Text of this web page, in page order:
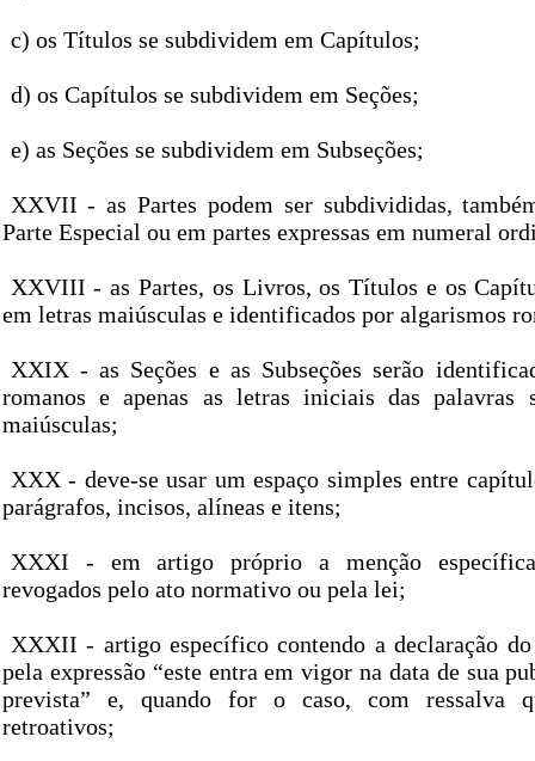
c) os Títulos se subdividem em Capítulos;
d) os Capítulos se subdividem em Seções;
e) as Seções se subdividem em Subseções;
XXVII - as Partes podem ser subdivididas,
Parte Especial ou em partes expressas em numeral
XXVIII - as Partes, os Livros, os Títulos e os
em letras maiúsculas e identificados por algarismos
XXIX - as Seções e as Subseções serão
romanos e apenas as letras iniciais das palavras
maiúsculas;
XXX - deve-se usar um espaço simples entre
parágrafos, incisos, alíneas e itens;
XXXI - em artigo próprio a menção
revogados pelo ato normativo ou pela lei;
XXXII - artigo específico contendo a declaração
pela expressão “este entra em vigor na data de sua
prevista” e, quando for o caso, com ressalva
retroativos;